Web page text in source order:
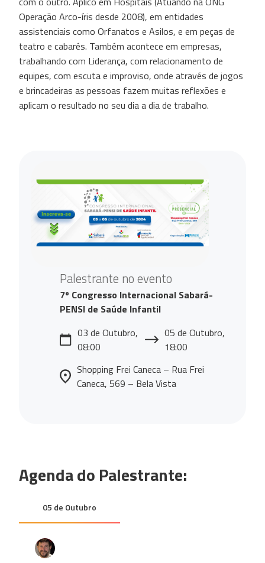
Operação Arco-íris desde 2008), em entidades
assistenciais como Orfanatos e Asilos, e em peças de
teatro e cabarés. Também acontece em empresas,
trabalhando com Liderança, com relacionamento de
equipes, com escuta e improviso, onde através de jogos
e brincadeiras as pessoas fazem muitas reflexões e
aplicam o resultado no seu dia a dia de trabalho.
Palestrante no evento
7º Congresso Internacional Sabará-
PENSI de Saúde Infantil
03 de Outubro,
08:00
05 de Outubro,
18:00
Shopping Frei Caneca – Rua Frei
Caneca, 569 – Bela Vista
Agenda do Palestrante:
05 de Outubro